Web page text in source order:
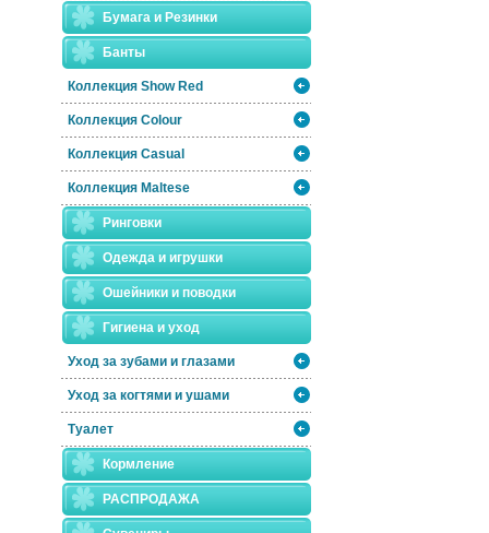
Бумага и Резинки
Банты
Коллекция Show Red
Коллекция Colour
Коллекция Casual
Коллекция Maltese
Ринговки
Одежда и игрушки
Ошейники и поводки
Гигиена и уход
Уход за зубами и глазами
Уход за когтями и ушами
Туалет
Кормление
РАСПРОДАЖА